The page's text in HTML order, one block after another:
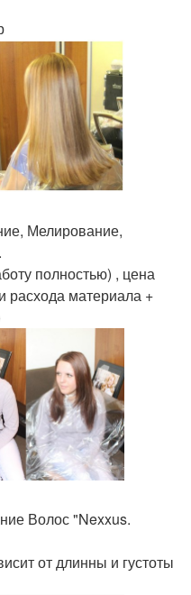
Мелирование,
полностью) , цена
расхода материала +
Волос "Nexxus.
от длинны и густоты